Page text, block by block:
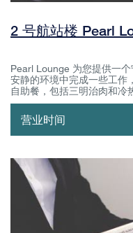
2 号航站楼 Pearl
Pearl Lounge 为您提供一
安静的环境中完成一些工作
自助餐，包括三明治肉和冷
营业时间